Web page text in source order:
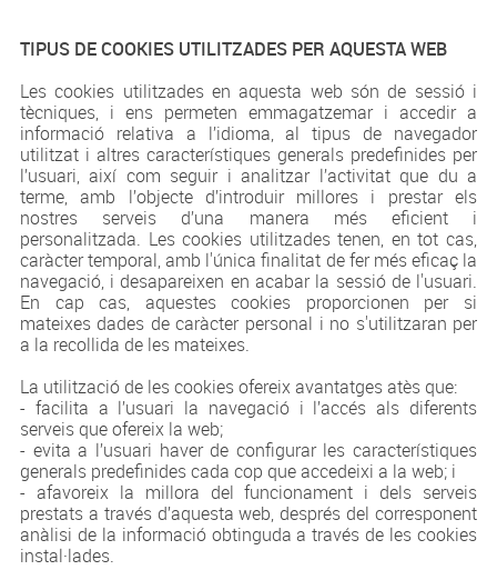
TIPUS DE COOKIES UTILITZADES PER AQUESTA WEB
Les cookies utilitzades en aquesta web són de sessió i
tècniques, i ens permeten emmagatzemar i accedir a
informació relativa a l’idioma, al tipus de navegador
utilitzat i altres característiques generals predefinides per
l’usuari, així com seguir i analitzar l’activitat que du a
terme, amb l’objecte d’introduir millores i prestar els
nostres serveis d’una manera més eficient i
personalitzada. Les cookies utilitzades tenen, en tot cas,
caràcter temporal, amb l'única finalitat de fer més eficaç la
navegació, i desapareixen en acabar la sessió de l'usuari.
En cap cas, aquestes cookies proporcionen per si
mateixes dades de caràcter personal i no s'utilitzaran per
a la recollida de les mateixes.
La utilització de les cookies ofereix avantatges atès que:
- facilita a l’usuari la navegació i l’accés als diferents
serveis que ofereix la web;
- evita a l’usuari haver de configurar les característiques
generals predefinides cada cop que accedeixi a la web; i
- afavoreix la millora del funcionament i dels serveis
prestats a través d’aquesta web, després del corresponent
anàlisi de la informació obtinguda a través de les cookies
instal·lades.